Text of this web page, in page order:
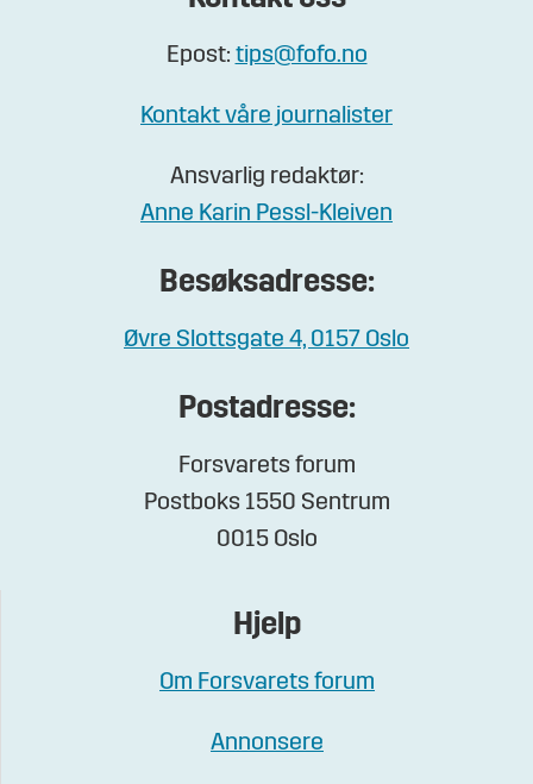
Epost: tips@fofo.no
Kontakt våre journalister
Ansvarlig redaktør:
Anne Karin Pessl-Kleiven
Besøksadresse:
Øvre Slottsgate 4, 0157 Oslo
Postadresse:
Forsvarets forum
Postboks 1550 Sentrum
0015 Oslo
Hjelp
Om Forsvarets forum
Annonsere